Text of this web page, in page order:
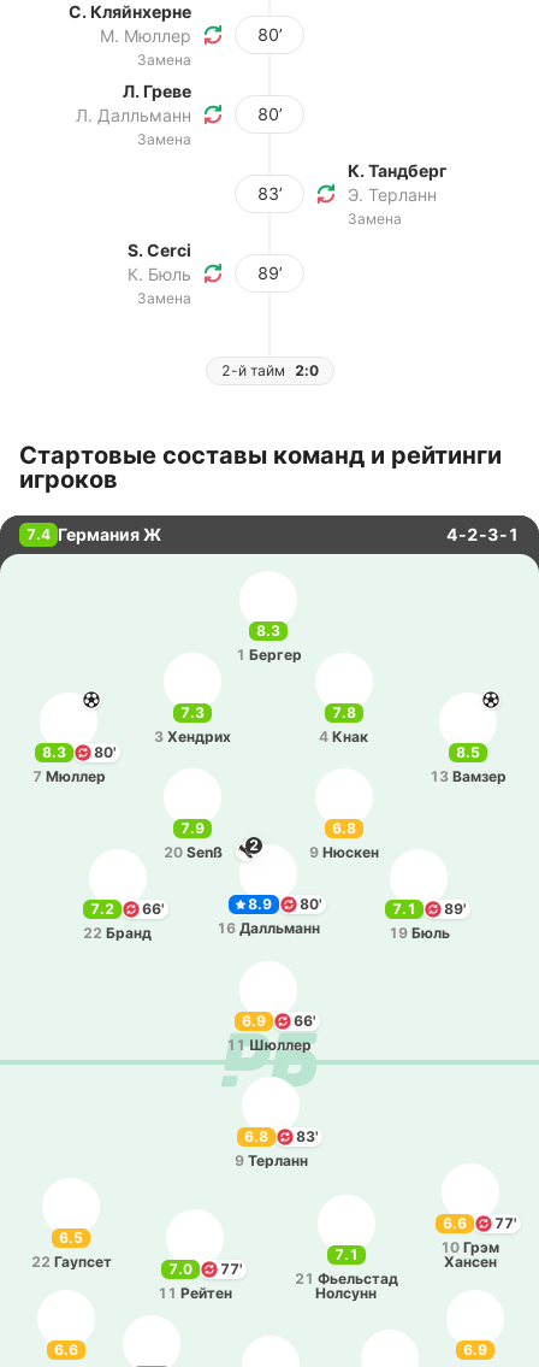
С. Кляйнхерне
М. Мюллер
Замена
80’
Л. Греве
Л. Далльманн
Замена
80’
83’
К. Тандберг
Э. Терланн
Замена
S. Cerci
К. Бюль
Замена
89’
2-й тайм 2:0
Стартовые составы команд и рейтинги
игроков
7.4 Германия Ж 4-2-3-1
8.3
1 Бергер
7.8
4 Кнак
8.3
80'
7 Мюллер
8.5
13 Вамзер
7.3
3 Хе­ндрих
7.1
89'
19 Бюль
8.9 80'
2
16 Да­лльманн
6.8
9 Нюскен
7.2
66'
22 Бранд
7.9
20 Senß
6.9
66'
11 Шюллер
6.9
6.6
7.1
21 Фье­льстад
Но­лсунн
6.5
22 Гау­псет 7.0
77'
11 Рейтен
6.6
77'
10 Грэм
Хансен
6.8
83'
9 Те­рланн